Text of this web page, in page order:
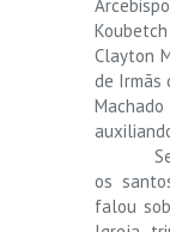
Clayton
de Irmãs
os
falou